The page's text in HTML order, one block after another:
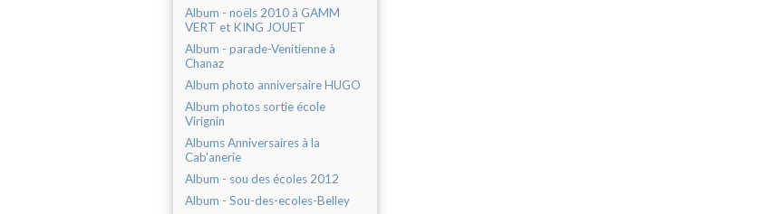
Album - noëls 2010 à GAMM
VERT et KING JOUET
Album - parade-Venitienne à
Chanaz
Album photo anniversaire HUGO
Album photos sortie école
Virignin
Albums Anniversaires à la
Cab'anerie
Album - sou des écoles 2012
Album - Sou-des-ecoles-Belley